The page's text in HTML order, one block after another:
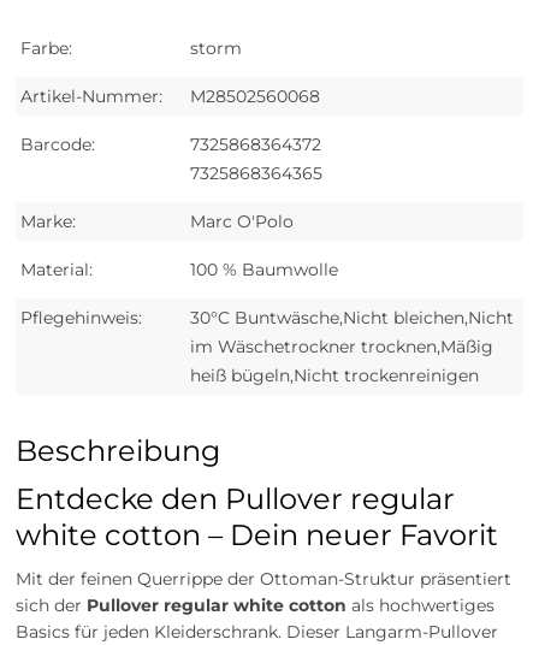
Farbe: storm
Artikel-Nummer: M28502560068
Barcode:
7325868364372
7325868364365
Marke: Marc O'Polo
Material: 100 % Baumwolle
Pflegehinweis:
30°C Buntwäsche,Nicht bleichen,Nicht
im Wäschetrockner trocknen,Mäßig
heiß bügeln,Nicht trockenreinigen
Beschreibung
Entdecke den Pullover regular
white cotton – Dein neuer Favorit
Mit der feinen Querrippe der Ottoman-Struktur präsentiert
sich der Pullover regular white cotton als hochwertiges
Basics für jeden Kleiderschrank. Dieser Langarm-Pullover